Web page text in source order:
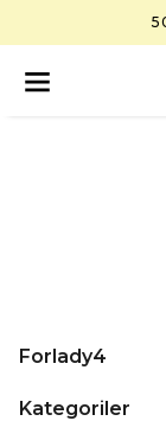
Forlady4
Kategoriler